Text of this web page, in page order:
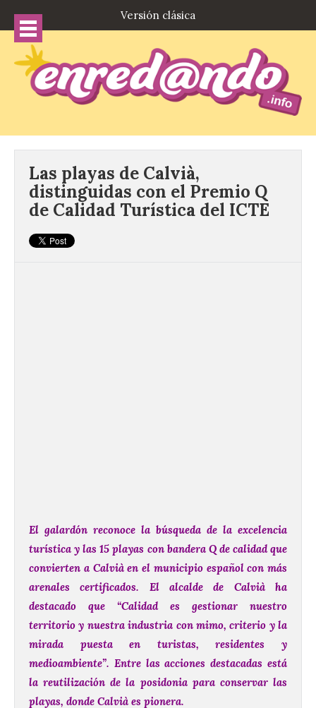
Versión clásica
Las playas de Calvià,
distinguidas con el Premio Q
de Calidad Turística del ICTE
El galardón reconoce la búsqueda de la excelencia
turística y las 15 playas con bandera Q de calidad que
convierten a Calvià en el municipio español con más
arenales certificados. El alcalde de Calvià ha
destacado que “Calidad es gestionar nuestro
territorio y nuestra industria con mimo, criterio y la
mirada puesta en turistas, residentes y
medioambiente”. Entre las acciones destacadas está
la reutilización de la posidonia para conservar las
playas, donde Calvià es pionera.